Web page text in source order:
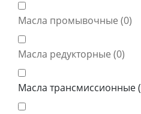
Масла промывочные (0)
Масла редукторные (0)
Масла трансмиссионные (